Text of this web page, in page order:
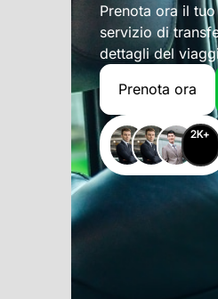
Prenota ora il
servizio di
dettagli del
Prenota ora
2K+